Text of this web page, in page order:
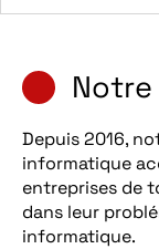
Depuis 2016,
informatique
entreprises de
dans leur
informatique.